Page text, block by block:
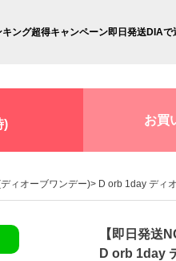
キング超得キャンペーン即日発送DIAで
) お買
ィオーブワンデー) D orb 1day ディ
【即日発送
D orb 1day